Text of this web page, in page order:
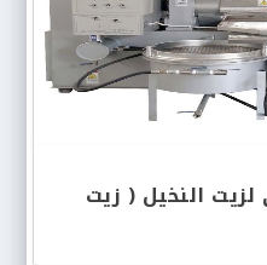
النخيل ( زيت